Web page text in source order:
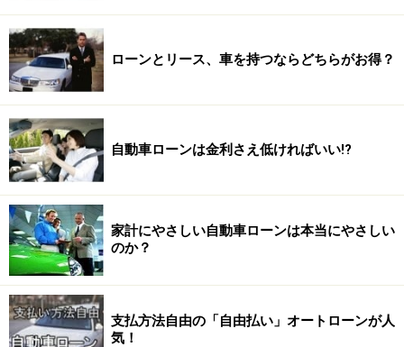
ローンとリース、車を持つならどちらがお得？
自動車ローンは金利さえ低ければいい!?
家計にやさしい自動車ローンは本当にやさしい
のか？
支払方法自由の「自由払い」オートローンが人
気！